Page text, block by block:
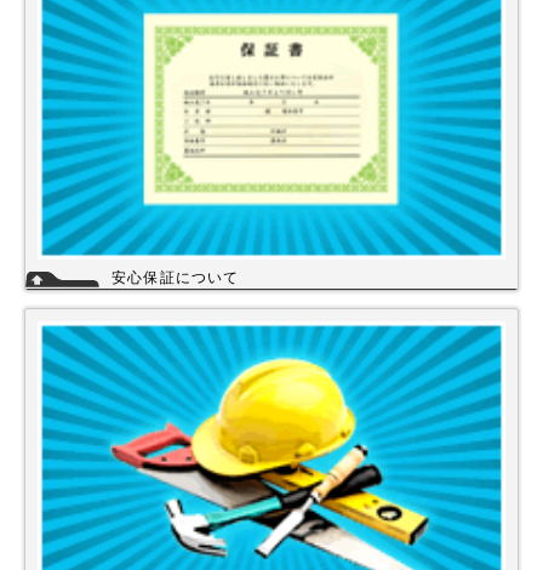
安心保証について
その為、商品の初期不良や新品メーカー保証が受けられます。
工事を頼まれた場合、工事保証は5年間は無料修理にて対応致します。